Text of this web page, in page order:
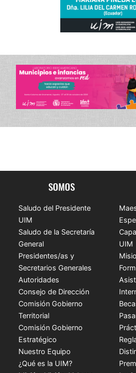
SOMOS
Saludo del Presidente
UIM
Saludo de la Secretaría
General
Presidentes/as y
Secretarios Generales
Autoridades
Consejo de Dirección
Comisión Gobierno
Territorial
Comisión Gobierno
Estratégico
Nuestro Equipo
¿Qué es la UIM?
UIM